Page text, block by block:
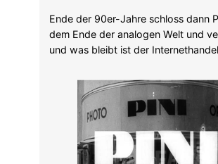
Ende der 90er-Jahre schloss dann
dem Ende der analogen Welt und
und was bleibt ist der